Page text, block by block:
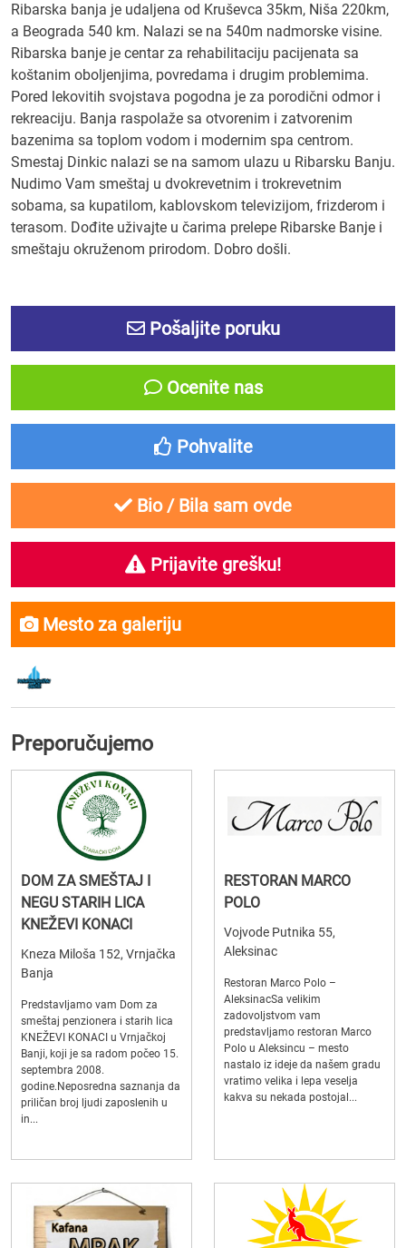
Ribarska banja je udaljena od Kruševca 35km, Niša 220km,
a Beograda 540 km. Nalazi se na 540m nadmorske visine.
Ribarska banje je centar za rehabilitaciju pacijenata sa
koštanim oboljenjima, povredama i drugim problemima.
Pored lekovitih svojstava pogodna je za porodični odmor i
rekreaciju. Banja raspolaže sa otvorenim i zatvorenim
bazenima sa toplom vodom i modernim spa centrom.
Smestaj Dinkic nalazi se na samom ulazu u Ribarsku Banju.
Nudimo Vam smeštaj u dvokrevetnim i trokrevetnim
sobama, sa kupatilom, kablovskom televizijom, frizderom i
terasom. Dođite uživajte u čarima prelepe Ribarske Banje i
smeštaju okruženom prirodom. Dobro došli.
Pošaljite poruku
Ocenite nas
Pohvalite
Bio / Bila sam ovde
Prijavite grešku!
Mesto za galeriju
Preporučujemo
DOM ZA SMEŠTAJ I
NEGU STARIH LICA
KNEŽEVI KONACI
Kneza Miloša 152, Vrnjačka
Banja
Predstavljamo vam Dom za
smeštaj penzionera i starih lica
KNEŽEVI KONACI u Vrnjačkoj
Banji, koji je sa radom počeo 15.
septembra 2008.
godine.Neposredna saznanja da
priličan broj ljudi zaposlenih u
in...
RESTORAN MARCO
POLO
Vojvode Putnika 55,
Aleksinac
Restoran Marco Polo –
AleksinacSa velikim
zadovoljstvom vam
predstavljamo restoran Marco
Polo u Aleksincu – mesto
nastalo iz ideje da našem gradu
vratimo velika i lepa veselja
kakva su nekada postojal...